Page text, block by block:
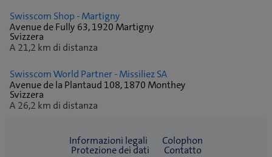
Swisscom Shop - Martigny
Avenue de Fully 63, 1920 Martigny
Svizzera
A 21,2 km di distanza
Swisscom World Partner - Missiliez SA
Avenue de la Plantaud 108, 1870 Monthey
Svizzera
A 26,2 km di distanza